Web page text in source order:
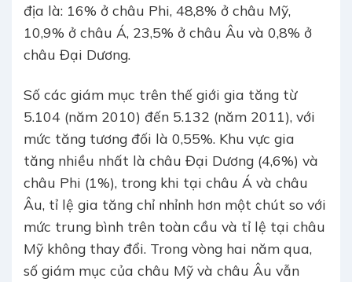
địa là: 16% ở châu Phi, 48,8% ở châu Mỹ,
10,9% ở châu Á, 23,5% ở châu Âu và 0,8% ở
châu Đại Dương.
Số các giám mục trên thế giới gia tăng từ
5.104 (năm 2010) đến 5.132 (năm 2011), với
mức tăng tương đối là 0,55%. Khu vực gia
tăng nhiều nhất là châu Đại Dương (4,6%) và
châu Phi (1%), trong khi tại châu Á và châu
Âu, tỉ lệ gia tăng chỉ nhỉnh hơn một chút so với
mức trung bình trên toàn cầu và tỉ lệ tại châu
Mỹ không thay đổi. Trong vòng hai năm qua,
số giám mục của châu Mỹ và châu Âu vẫn